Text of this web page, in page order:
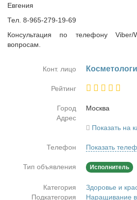
Евгения
Тел. 8-965-279-19-69
Консультация по телефону
вопросам.
Конт. лицо
Рейтинг
Город
Москва
Адрес
Показать на
Телефон Показать
Тип объявления Исполнитель
Категория
Здоровье и
Подкатегория
Наращивание